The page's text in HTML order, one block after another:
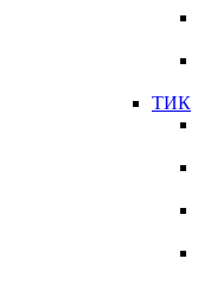
ТИК